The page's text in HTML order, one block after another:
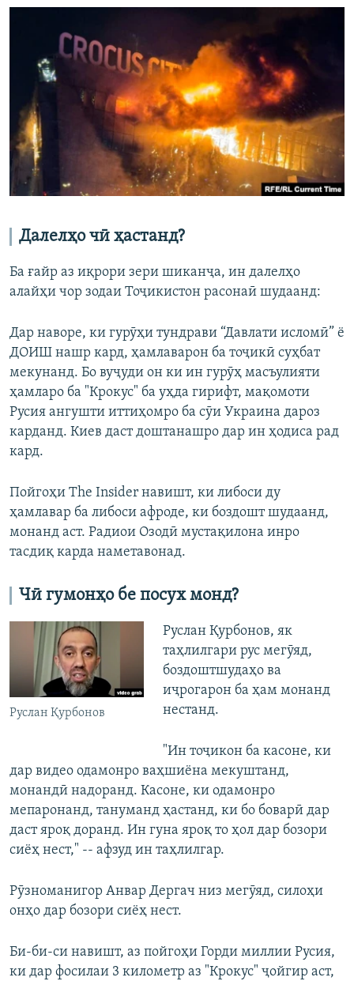
Далелҳо чӣ ҳастанд?
Ба ғайр аз иқрори зери шиканҷа, ин далелҳо
алайҳи чор зодаи Тоҷикистон расонаӣ шудаанд:
Дар наворе, ки гурӯҳи тундрави “Давлати исломӣ” ё
ДОИШ нашр кард, ҳамлаварон ба тоҷикӣ суҳбат
мекунанд. Бо вуҷуди он ки ин гурӯҳ масъулияти
ҳамларо ба "Крокус" ба уҳда гирифт, мақомоти
Русия ангушти иттиҳомро ба сӯи Украина дароз
карданд. Киев даст доштанашро дар ин ҳодиса рад
кард.
Пойгоҳи The Insider навишт, ки либоси ду
ҳамлавар ба либоси афроде, ки боздошт шудаанд,
монанд аст. Радиои Озодӣ мустақилона инро
тасдиқ карда наметавонад.
Чӣ гумонҳо бе посух монд?
Руслан Қурбонов
Руслан Қурбонов, як
таҳлилгари рус мегӯяд,
боздоштшудаҳо ва
иҷрогарон ба ҳам монанд
нестанд.
"Ин тоҷикон ба касоне, ки
дар видео одамонро ваҳшиёна мекуштанд,
монандӣ надоранд. Касоне, ки одамонро
мепаронанд, тануманд ҳастанд, ки бо боварӣ дар
даст яроқ доранд. Ин гуна яроқ то ҳол дар бозори
сиёҳ нест," -- афзуд ин таҳлилгар.
Рӯзноманигор Анвар Дергач низ мегӯяд, силоҳи
онҳо дар бозори сиёҳ нест.
Би-би-си навишт, аз пойгоҳи Горди миллии Русия,
ки дар фосилаи 3 километр аз "Крокус" ҷойгир аст,